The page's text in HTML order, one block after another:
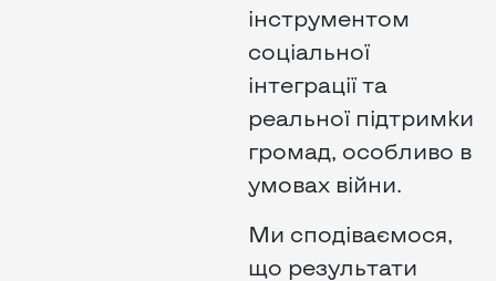
інструментом
соціальної
інтеграції та
реальної підтримки
громад, особливо в
умовах війни.
Ми сподіваємося,
що результати